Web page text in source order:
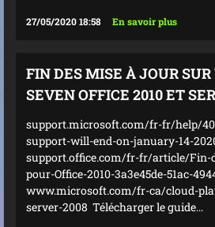
27/05/2020 18:58 En savoir plus
FIN DES MISE À JOUR
SEVEN OFFICE 2010 ET
support.microsoft.com/fr-fr/help/
support-will-end-on-january-14-
support.office.com/fr-fr/article/Fin-
pour-Office-2010-3a3e45de-51ac-
www.microsoft.com/fr-ca/cloud-
server-2008 Télécharger le guide...